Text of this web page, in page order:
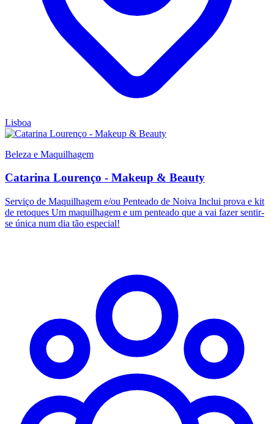
Lisboa
Beleza e Maquilhagem
Catarina Lourenço - Makeup & Beauty
Serviço de Maquilhagem e/ou Penteado de Noiva Inclui prova e kit
de retoques Um maquilhagem e um penteado que a vai fazer sentir-
se única num dia tão especial!